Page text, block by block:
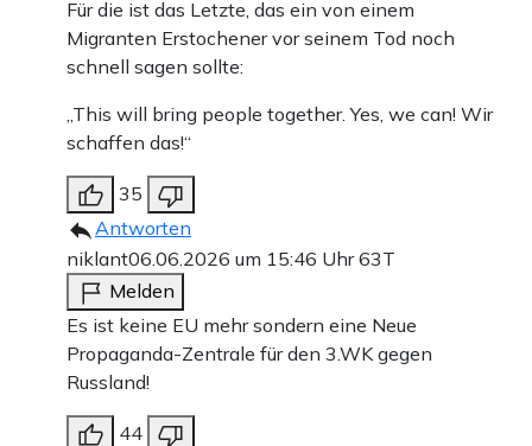
Für die ist das Letzte, das ein von einem
Migranten Erstochener vor seinem Tod noch
schnell sagen sollte:
„This will bring people together. Yes, we can! Wir
schaffen das!“
35
Antworten
niklant06.06.2026 um 15:46 Uhr63T
Melden
Es ist keine EU mehr sondern eine Neue
Propaganda-Zentrale für den 3.WK gegen
Russland!
44